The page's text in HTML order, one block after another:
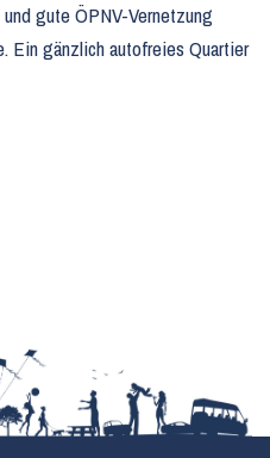
gute ÖPNV-Vernetzung
Ein gänzlich autofreies Quartier